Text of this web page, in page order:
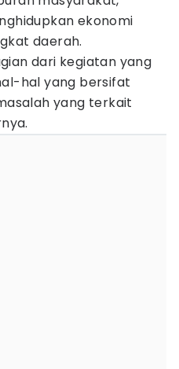
ekonomi
daerah.
dari kegiatan yang
hal yang bersifat
yang terkait